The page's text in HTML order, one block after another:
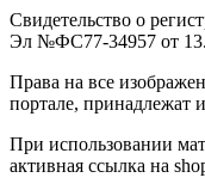
Свидетельство о
Эл №ФС77-34957 от
Права на все
портале, принадлежат
При использовании
активная ссылка на